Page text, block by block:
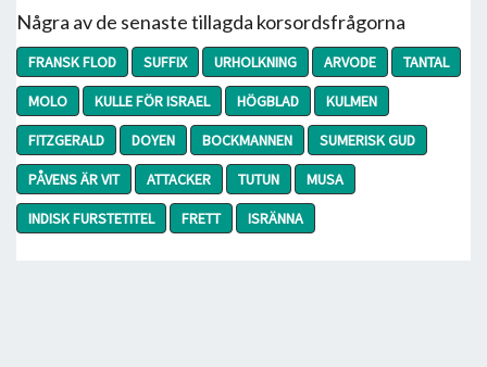
Några av de senaste tillagda korsordsfrågorna
FRANSK FLOD SUFFIX URHOLKNING ARVODE
TANTAL
MOLO
KULLE FÖR ISRAEL HÖGBLAD
KULMEN
FITZGERALD
DOYEN BOCKMANNEN
SUMERISK GUD
PÅVENS ÄR VIT
ATTACKER TUTUN
MUSA
INDISK FURSTETITEL
FRETT ISRÄNNA